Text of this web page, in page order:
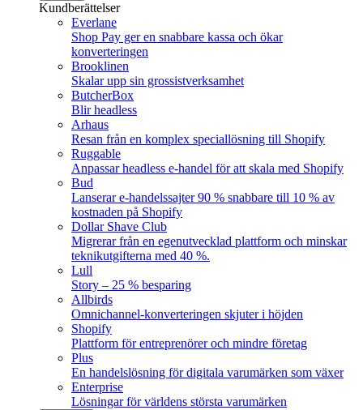
Kundberättelser
Everlane
Shop Pay ger en snabbare kassa och ökar
konverteringen
Brooklinen
Skalar upp sin grossistverksamhet
ButcherBox
Blir headless
Arhaus
Resan från en komplex speciallösning till Shopify
Ruggable
Anpassar headless e-handel för att skala med Shopify
Bud
Lanserar e-handelssajter 90 % snabbare till 10 % av
kostnaden på Shopify
Dollar Shave Club
Migrerar från en egenutvecklad plattform och minskar
teknikutgifterna med 40 %.
Lull
Story – 25 % besparing
Allbirds
Omnichannel-konverteringen skjuter i höjden
Shopify
Plattform för entreprenörer och mindre företag
Plus
En handelslösning för digitala varumärken som växer
Enterprise
Lösningar för världens största varumärken